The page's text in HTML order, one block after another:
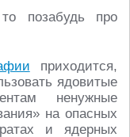
приходится,
ядовитые
ненужные
на опасных
и ядерных